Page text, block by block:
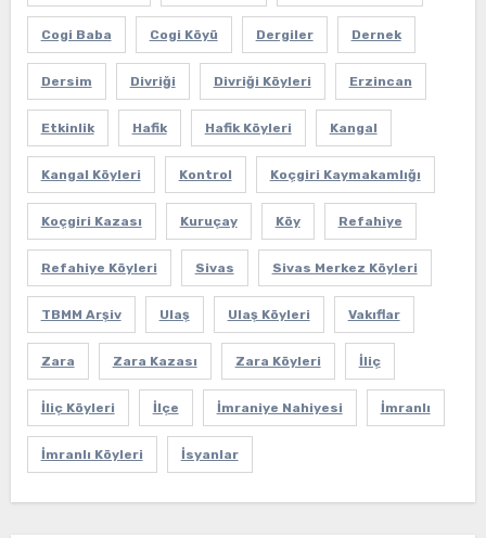
Cogi Baba Cogi Köyü Dergiler Dernek
Dersim Divriği Divriği Köyleri Erzincan
Etkinlik Hafik Hafik Köyleri Kangal
Kangal Köyleri Kontrol Koçgiri Kaymakamlığı
Koçgiri Kazası Kuruçay Köy Refahiye
Refahiye Köyleri Sivas Sivas Merkez Köyleri
TBMM Arşiv Ulaş Ulaş Köyleri Vakıflar
Zara Zara Kazası Zara Köyleri İliç
İliç Köyleri İlçe İmraniye Nahiyesi İmranlı
İmranlı Köyleri İsyanlar